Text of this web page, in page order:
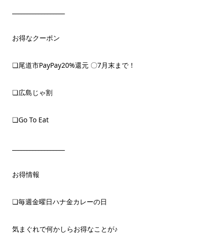
お得なクーポン
❏尾道市PayPay20%還元 〇7月末まで！
❏広島じゃ割
❏Go To Eat
お得情報
❏毎週金曜日ハナ金カレーの日
気まぐれで何かしらお得なことが♪